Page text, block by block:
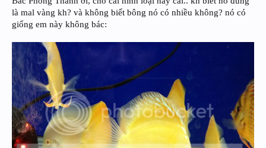
là mal vàng kh? và không biết bông nó có nhiều không? nó có
giống em này không bác: